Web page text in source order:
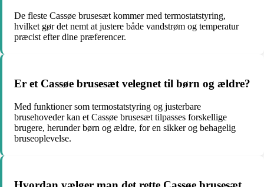
De fleste Cassøe brusesæt kommer med termostatstyring,
hvilket gør det nemt at justere både vandstrøm og temperatur
præcist efter dine præferencer.
Er et Cassøe brusesæt velegnet til børn og ældre?
Med funktioner som termostatstyring og justerbare
brusehoveder kan et Cassøe brusesæt tilpasses forskellige
brugere, herunder børn og ældre, for en sikker og behagelig
bruseoplevelse.